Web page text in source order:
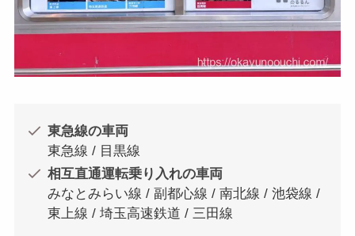
東急線の車両
東急線 / 目黒線
相互直通運転乗り入れの車両
みなとみらい線 / 副都心線 / 南北線 / 池袋線 /
東上線 / 埼玉高速鉄道 / 三田線